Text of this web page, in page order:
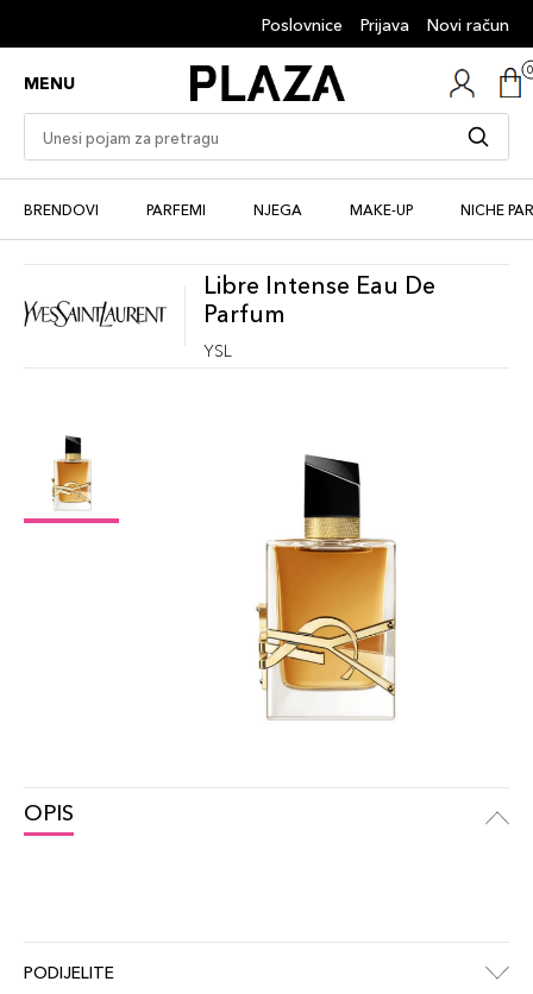
Poslovnice Prijava Novi račun
MENU
BRENDOVI PARFEMI NJEGA MAKE-UP NICHE
Libre Intense Eau De
Parfum
YSL
OPIS
PODIJELITE